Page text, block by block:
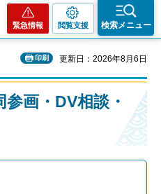
緊急情報 閲覧支援 検索メニュー
印刷 更新日：2026年8月6日
画・DV相談・